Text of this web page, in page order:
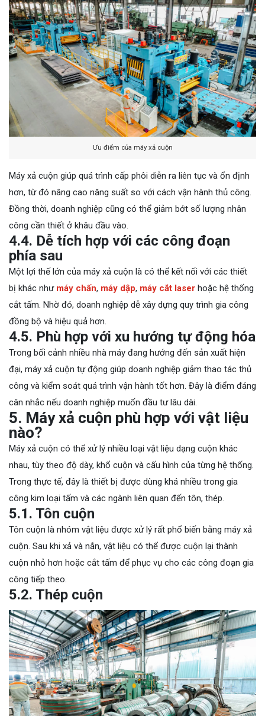
Ưu điểm của máy xả cuộn
Máy xả cuộn giúp quá trình cấp phôi diễn ra liên tục và ổn định
hơn, từ đó nâng cao năng suất so với cách vận hành thủ công.
Đồng thời, doanh nghiệp cũng có thể giảm bớt số lượng nhân
công cần thiết ở khâu đầu vào.
4.4. Dễ tích hợp với các công đoạn
phía sau
Một lợi thế lớn của máy xả cuộn là có thể kết nối với các thiết
bị khác như máy chấn, máy dập, máy cắt laser hoặc hệ thống
cắt tấm. Nhờ đó, doanh nghiệp dễ xây dựng quy trình gia công
đồng bộ và hiệu quả hơn.
4.5. Phù hợp với xu hướng tự động hóa
Trong bối cảnh nhiều nhà máy đang hướng đến sản xuất hiện
đại, máy xả cuộn tự động giúp doanh nghiệp giảm thao tác thủ
công và kiểm soát quá trình vận hành tốt hơn. Đây là điểm đáng
cân nhắc nếu doanh nghiệp muốn đầu tư lâu dài.
5. Máy xả cuộn phù hợp với vật liệu
nào?
Máy xả cuộn có thể xử lý nhiều loại vật liệu dạng cuộn khác
nhau, tùy theo độ dày, khổ cuộn và cấu hình của từng hệ thống.
Trong thực tế, đây là thiết bị được dùng khá nhiều trong gia
công kim loại tấm và các ngành liên quan đến tôn, thép.
5.1. Tôn cuộn
Tôn cuộn là nhóm vật liệu được xử lý rất phổ biến bằng máy xả
cuộn. Sau khi xả và nắn, vật liệu có thể được cuộn lại thành
cuộn nhỏ hơn hoặc cắt tấm để phục vụ cho các công đoạn gia
công tiếp theo.
5.2. Thép cuộn